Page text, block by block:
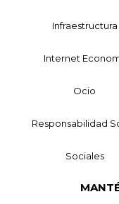
Infraestructura
Internet
Ocio
Responsabilidad
Sociales